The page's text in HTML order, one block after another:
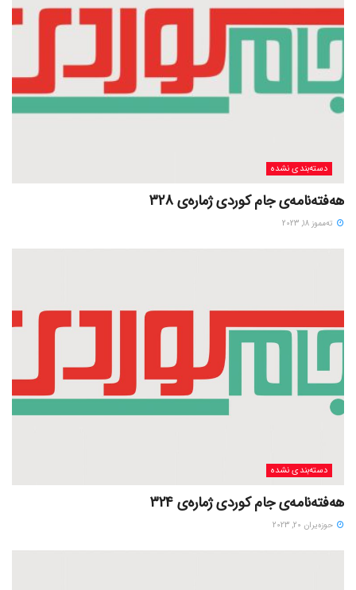
دسته‌بندی نشده
هەفتەنامەی جام کوردی ژمارەی 328
ته‌مموز 18, 2023
دسته‌بندی نشده
هەفتەنامەی جام کوردی ژمارەی 324
حوزه‌یران 20, 2023